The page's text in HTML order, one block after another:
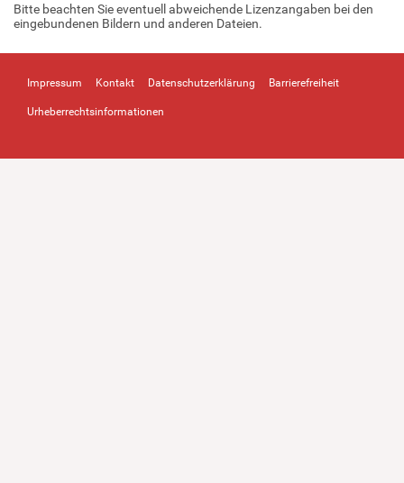
Bitte beachten Sie eventuell abweichende Lizenzangaben bei den
eingebundenen Bildern und anderen Dateien.
Impressum Kontakt Datenschutzerklärung Barrierefreiheit
Urheberrechtsinformationen